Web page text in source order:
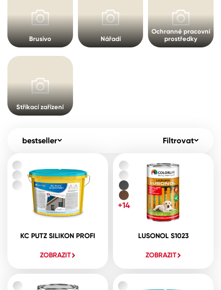
Kontakty Spreje
Ředidla, tužidla, čističe, technické
kapaliny
Brusivo Nářadí
Ochranné pracovní
prostředky
Stříkací zařízení
bestseller Filtrovat
KC PUTZ SILIKON PROFI
ZOBRAZIT
LUSONOL S1023
ZOBRAZIT
+14